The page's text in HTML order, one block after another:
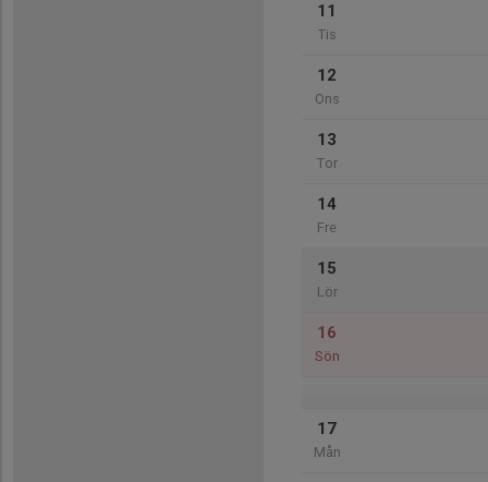
11
Tis
12
Ons
13
Tor
14
Fre
15
Lör
16
Sön
17
Mån